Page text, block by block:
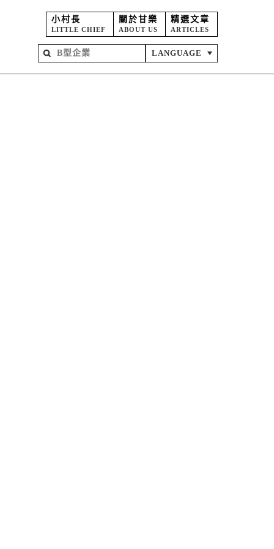
小村長
LITTLE CHIEF
關於甘樂
ABOUT US
精選文章
ARTICLES
LANGUAGE